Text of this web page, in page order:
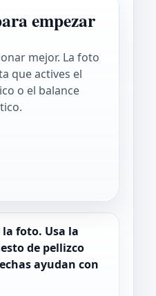
empezar
mejor. La foto
que actives el
o el balance
foto. Usa la
de pellizco
ayudan con